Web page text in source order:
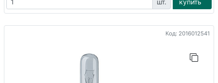
шт. купить
Код: 2016012541